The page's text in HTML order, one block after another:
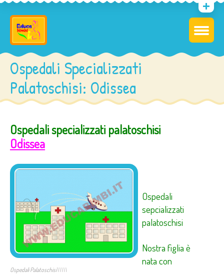
Ospedali Specializzati
Palatoschisi: Odissea
Ospedali specializzati palatoschisi
Odissea
Ospedali Palatoschisi\\\\\
Ospedali
sepcializzati
palatoschisi
Nostra figlia è
nata con